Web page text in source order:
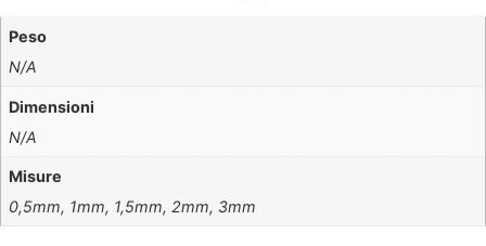
Peso
N/A
Dimensioni
N/A
Misure
0,5mm, 1mm, 1,5mm, 2mm, 3mm